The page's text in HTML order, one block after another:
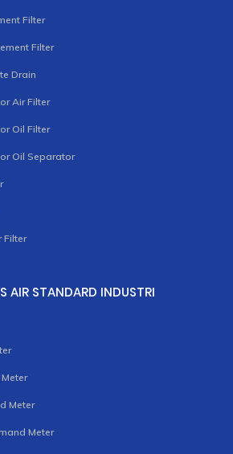
Filter
Filter
Drain
Air Filter
Oil Filter
Oil Separator
Filter
AIR STANDARD INDUSTRI
Meter
Meter